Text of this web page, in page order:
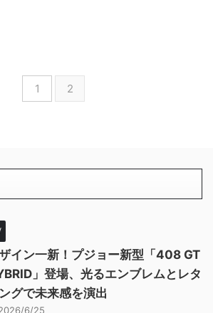
1 2
イン一新！プジョー新型「408 GT
」登場、光るエンブレムとレタ
グで未来感を演出
6/25